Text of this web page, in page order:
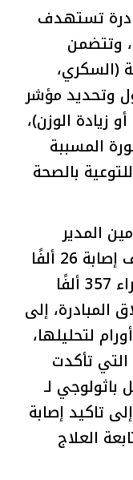
تستهدف
من سن 18 عامًا، وتتضمن
(السكري،
وتحديد مؤشر
زيادة الوزن)،
المسببة
بالصحة
المدير
التنفيذي للمبادرة، إلى اكتشاف إصابة 26 ألفًا
و751 حالة بسرطان الثدي، وإجراء 357 ألفًا
المبادرة، إلى
و930 عينة أورام لتحليلها،
التي تأكدت
لـ
إلى تاكيد إصابة
متابعة العلاج